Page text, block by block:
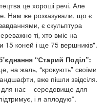
це хороші речі. Але
Нам же розказували, що є
є скульптура
ті, хто вміє на
15 коней і ще 75 вершників".
“Старий Поділ”:
на жаль, “крокують” своїми
вже пішли звідсіля.
нас – середовище для
і я аплодую”.